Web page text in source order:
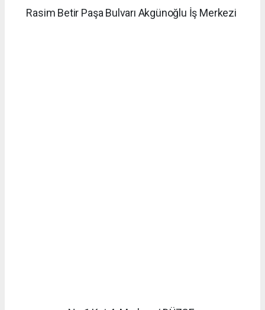
Rasim Betir Paşa Bulvarı Akgünoğlu İş Merkezi